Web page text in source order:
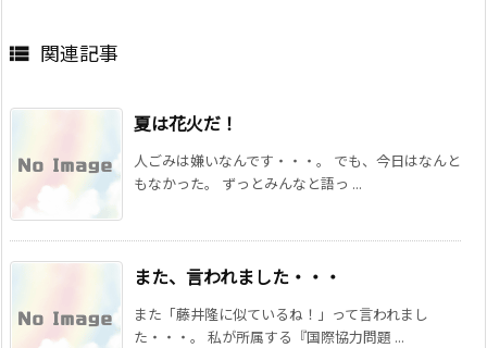
 関連記事
夏は花火だ！
人ごみは嫌いなんです・・・。 でも、今日はなんと
もなかった。 ずっとみんなと語っ ...
また、言われました・・・
また「藤井隆に似ているね！」って言われまし
た・・・。 私が所属する『国際協力問題 ...